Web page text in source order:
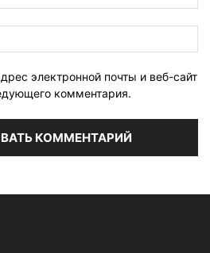
электронной почты и веб-сайт
комментария.